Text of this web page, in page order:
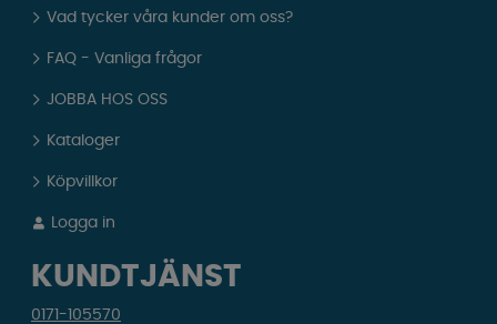
Vad tycker våra kunder om oss?
FAQ - Vanliga frågor
JOBBA HOS OSS
Kataloger
Köpvillkor
Logga in
KUNDTJÄNST
0171-105570